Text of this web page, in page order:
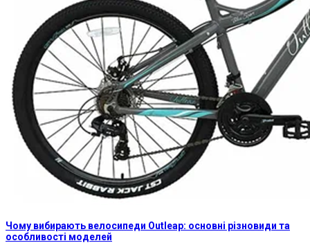
Чому вибирають велосипеди Outleap: основні різновиди та
особливості моделей